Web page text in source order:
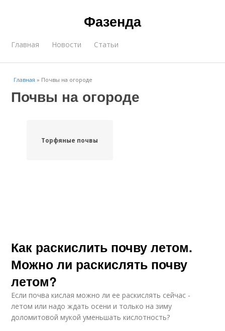
Фазенда
Главная Новости Статьи
Главная » Почвы на огороде
Почвы на огороде
Торфяные почвы
Как раскислить почву летом.
Можно ли раскислять почву
летом?
Если почва кислая можно ли ее раскислять сейчас -
летом или надо ждать осени и только на зиму
доломитовой мукой уменьшать кислотность?